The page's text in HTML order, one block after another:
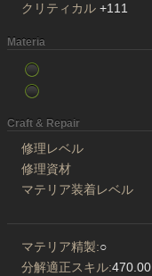
クリティカル +111
Materia
Craft & Repair
修理レベル
修理資材
マテリア装着レベル
マテリア精製:○
分解適正スキル:470.00